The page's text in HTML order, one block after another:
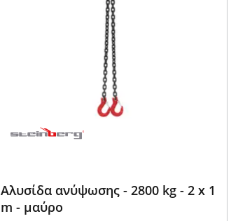
Αλυσίδα ανύψωσης - 2800 kg - 2 x 1
m - μαύρο